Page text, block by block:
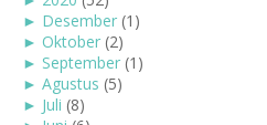
► Desember (1)
► Oktober (2)
► September (1)
► Agustus (5)
► Juli (8)